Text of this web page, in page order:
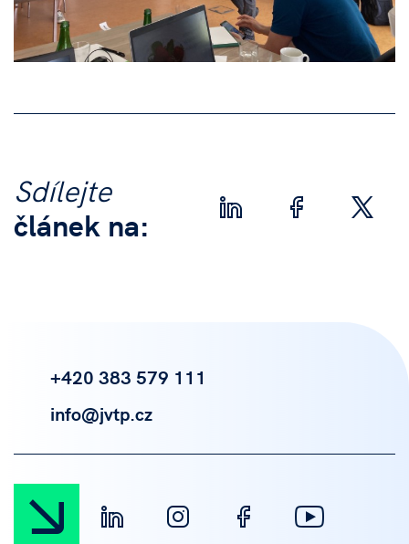
Sdílejte
článek na:
+420 383 579 111
info@jvtp.cz